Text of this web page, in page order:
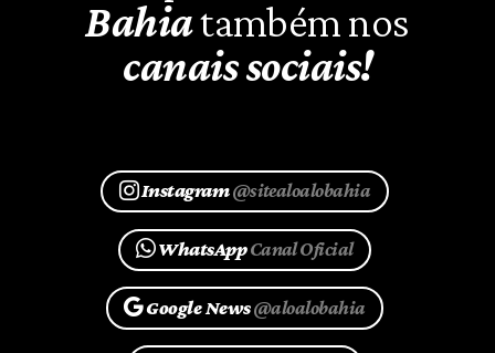
Bahiatambém nos
canais sociais!
Instagram@sitealoalobahia
WhatsAppCanal Oficial
Google News@aloalobahia